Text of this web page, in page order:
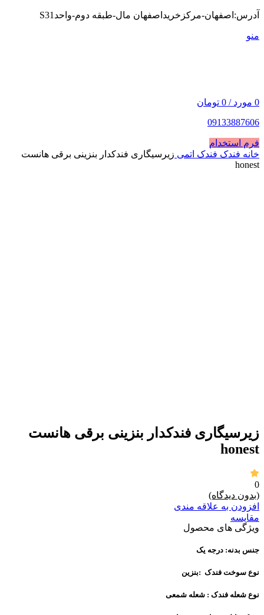
آدرس:اصفهان-مرکزخریداصفهان مال-طبقه دوم-واحدS31
منو
0 مورد /
0 تومان
09133887606
فرم استخدام
خانه فندک فندک اتمی زیرسیگاری فندکدار بنزینی برقی هانست
honest
زیرسیگاری فندکدار بنزینی برقی هانست
honest
0
(بدون دیدگاه)
افزودن به علاقه مندی
مقايسه
ویژگی های محصول
جنس بدنه: درجه یک
نوع سوخت فندک :بنزین
نوع شعله فندک : شعله شمعی